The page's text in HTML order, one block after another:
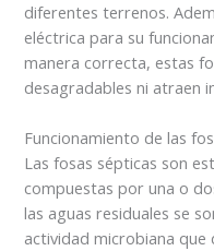
diferentes terrenos.
eléctrica para su
manera correcta, estas
desagradables ni atraen
Funcionamiento de las
Las fosas sépticas son
compuestas por una o
las aguas residuales se
actividad microbiana que